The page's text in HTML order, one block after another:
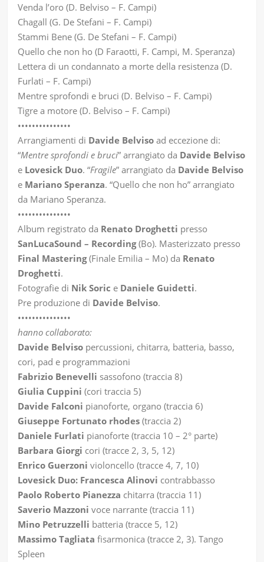
Venda l’oro (D. Belviso – F. Campi)
Chagall (G. De Stefani – F. Campi)
Stammi Bene (G. De Stefani – F. Campi)
Quello che non ho (D Faraotti, F. Campi, M. Speranza)
Lettera di un condannato a morte della resistenza (D.
Furlati – F. Campi)
Mentre sprofondi e bruci (D. Belviso – F. Campi)
Tigre a motore (D. Belviso – F. Campi)
•••••••••••••••
Arrangiamenti di Davide Belviso ad eccezione di:
“Mentre sprofondi e bruci” arrangiato da Davide Belviso
e Lovesick Duo. “Fragile” arrangiato da Davide Belviso
e Mariano Speranza. “Quello che non ho” arrangiato
da Mariano Speranza.
•••••••••••••••
Album registrato da Renato Droghetti presso
SanLucaSound – Recording(Bo). Masterizzato presso
Final Mastering(Finale Emilia – Mo) da Renato
Droghetti.
Fotografie di Nik Soric e Daniele Guidetti.
Pre produzione di Davide Belviso.
•••••••••••••••
hanno collaborato:
Davide Belviso percussioni, chitarra, batteria, basso,
cori, pad e programmazioni
Fabrizio Benevelli sassofono (traccia 8)
Giulia Cuppini (cori traccia 5)
Davide Falconi pianoforte, organo (traccia 6)
Giuseppe Fortunato rhodes (traccia 2)
Daniele Furlati pianoforte (traccia 10 – 2° parte)
Barbara Giorgi cori (tracce 2, 3, 5, 12)
Enrico Guerzoni violoncello (tracce 4, 7, 10)
Lovesick Duo: Francesca Alinovi contrabbasso
Paolo Roberto Pianezza chitarra (traccia 11)
Saverio Mazzonivoce narrante (traccia 11)
Mino Petruzzelli batteria (tracce 5, 12)
Massimo Tagliata fisarmonica (tracce 2, 3). Tango
Spleen